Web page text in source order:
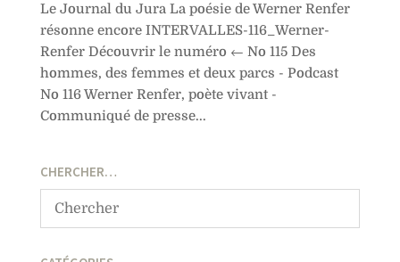
Le Journal du Jura La poésie de Werner Renfer
résonne encore INTERVALLES-116_Werner-
Renfer Découvrir le numéro ← No 115 Des
hommes, des femmes et deux parcs - Podcast
No 116 Werner Renfer, poète vivant -
Communiqué de presse...
CHERCHER…